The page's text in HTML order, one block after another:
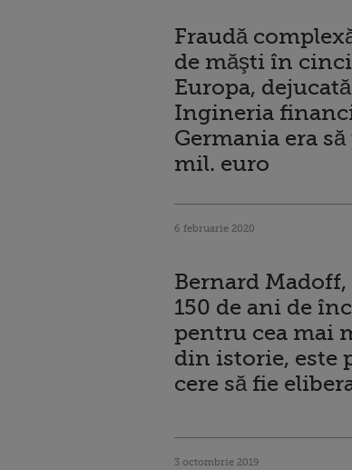
Fraudă
de măşti în
Europa,
Ingineria
Germania era
mil. euro
6 februarie 2020
Bernard
150 de ani de
pentru cea mai
din istorie, este
cere să fie
3 octombrie 2019